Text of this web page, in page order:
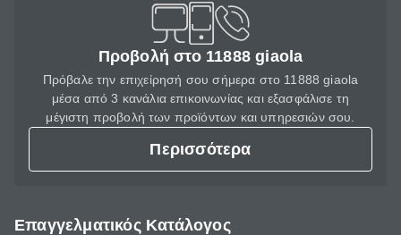
Προβολή στο 11888 giaola
Πρόβαλε την επιχείρησή σου σήμερα στο 11888 giaola
μέσα από 3 κανάλια επικοινωνίας και εξασφάλισε τη
μέγιστη προβολή των προϊόντων και υπηρεσιών σου.
Περισσότερα
Επαγγελματικός Κατάλογος